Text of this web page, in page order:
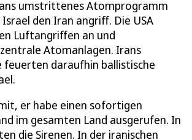
umstrittenes Atomprogramm
den Iran angriff. Die USA
Luftangriffen an und
Atomanlagen. Irans
daraufhin ballistische
er habe einen sofortigen
im gesamten Land ausgerufen. In
die Sirenen. In der iranischen